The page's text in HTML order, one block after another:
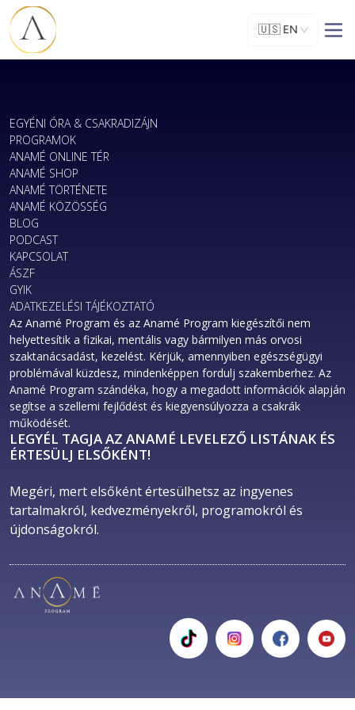
🇺🇸 EN
EGYÉNI ÓRA & CSAKRADIZÁJN
PROGRAMOK
ANAMÉ ONLINE TÉR
ANAMÉ SHOP
ANAMÉ TÖRTÉNETE
ANAMÉ KÖZÖSSÉG
BLOG
PODCAST
KAPCSOLAT
ÁSZF
GYIK
ADATKEZELÉSI TÁJÉKOZTATÓ
Az Anamé Program és az Anamé Program kiegészítői nem
helyettesítik a fizikai, mentális vagy bármilyen más orvosi
szaktanácsadást, kezelést. Kérjük, amennyiben egészségügyi
problémával küzdesz, mindenképpen fordulj szakemberhez. Az
Anamé Program szándéka, hogy a megadott információk alapján
segítse a szellemi fejlődést és kiegyensúlyozza a csakrák
működését.
LEGYÉL TAGJA AZ ANAMÉ LEVELEZŐ LISTÁNAK ÉS
ÉRTESÜLJ ELSŐKÉNT!
Megéri, mert elsőként értesülhetsz az ingyenes
tartalmakról, kedvezményekről, programokról és
újdonságokról.